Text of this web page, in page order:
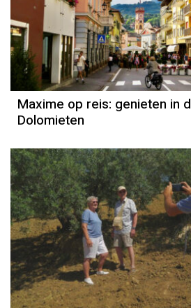
Maxime op reis: genieten in
Dolomieten